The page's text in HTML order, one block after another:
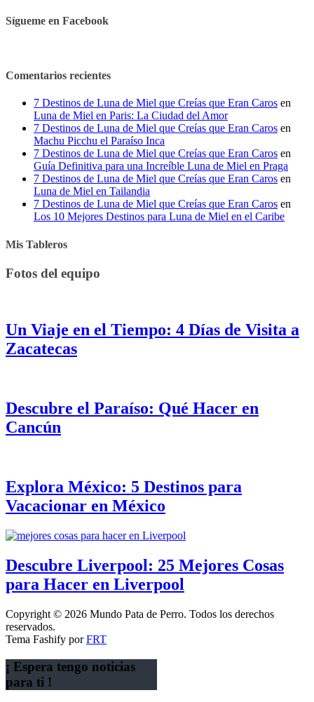
Sígueme en Facebook
Comentarios recientes
7 Destinos de Luna de Miel que Creías que Eran Caros en
Luna de Miel en Paris: La Ciudad del Amor
7 Destinos de Luna de Miel que Creías que Eran Caros en
Machu Picchu el Paraíso Inca
7 Destinos de Luna de Miel que Creías que Eran Caros en
Guía Definitiva para una Increíble Luna de Miel en Praga
7 Destinos de Luna de Miel que Creías que Eran Caros en
Luna de Miel en Tailandia
7 Destinos de Luna de Miel que Creías que Eran Caros en
Los 10 Mejores Destinos para Luna de Miel en el Caribe
Mis Tableros
Fotos del equipo
Un Viaje en el Tiempo: 4 Días de Visita a
Zacatecas
Descubre el Paraíso: Qué Hacer en
Cancún
Explora México: 5 Destinos para
Vacacionar en México
Descubre Liverpool: 25 Mejores Cosas
para Hacer en Liverpool
Copyright © 2026 Mundo Pata de Perro. Todos los derechos
reservados.
Tema Fashify porFRT
¡ Espera tengo noticias
para ti !